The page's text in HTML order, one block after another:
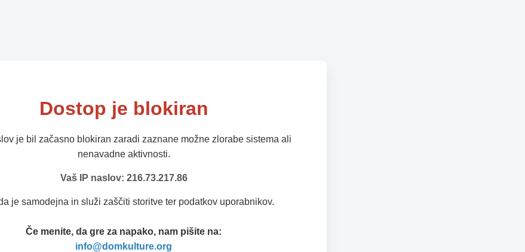
Dostop je blokiran
je bil začasno blokiran zaradi zaznane možne zlorabe sistema ali
nenavadne aktivnosti.
Vaš IP naslov: 216.73.217.86
je samodejna in služi zaščiti storitve ter podatkov uporabnikov.
Če menite, da gre za napako, nam pišite na:
info@domkulture.org